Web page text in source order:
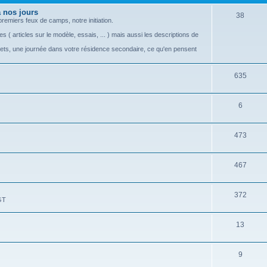
nos jours
feux de camps, notre initiation.
( articles sur le modèle, essais, ... ) mais aussi les descriptions de
une journée dans votre résidence secondaire, ce qu'en pensent
38
e
t
s
635S
e
t
s
6S
j
e
t
s
473S
j
e
t
s
467S
j
e
s
372S
e
13
9S